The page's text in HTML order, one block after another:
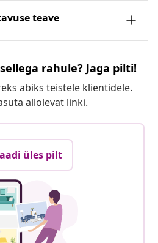
teave
rahule? Jaga pilti!
abiks teistele klientidele.
allolevat linki.
üles pilt